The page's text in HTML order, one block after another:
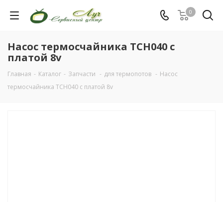
0
Насос термосчайника TCH040 c
платой 8v
Главная - Каталог - Запчасти - для термопотов - Насос
термосчайника TCH040 c платой 8v